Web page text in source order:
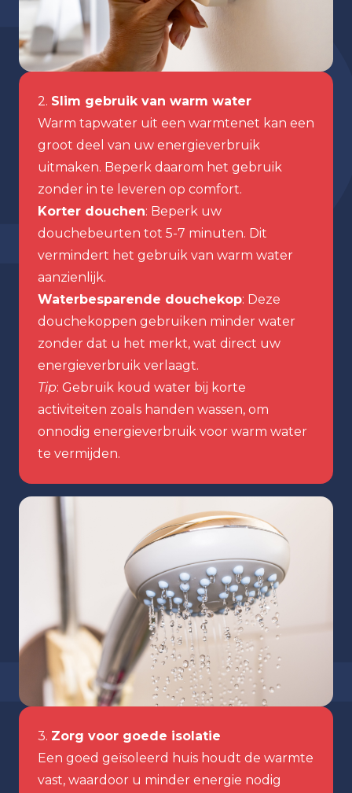
2. Slim gebruik van warm water
Warm tapwater uit een warmtenet kan een
groot deel van uw energieverbruik
uitmaken. Beperk daarom het gebruik
zonder in te leveren op comfort.
Korter douchen: Beperk uw
douchebeurten tot 5-7 minuten. Dit
vermindert het gebruik van warm water
aanzienlijk.
Waterbesparende douchekop: Deze
douchekoppen gebruiken minder water
zonder dat u het merkt, wat direct uw
energieverbruik verlaagt.
Tip: Gebruik koud water bij korte
activiteiten zoals handen wassen, om
onnodig energieverbruik voor warm water
te vermijden.
3. Zorg voor goede isolatie
Een goed geïsoleerd huis houdt de warmte
vast, waardoor u minder energie nodig